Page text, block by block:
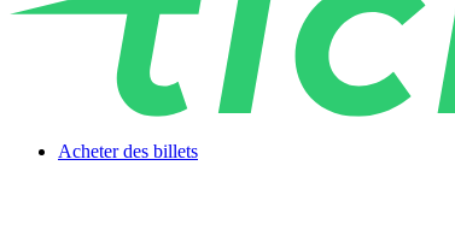
Acheter des billets